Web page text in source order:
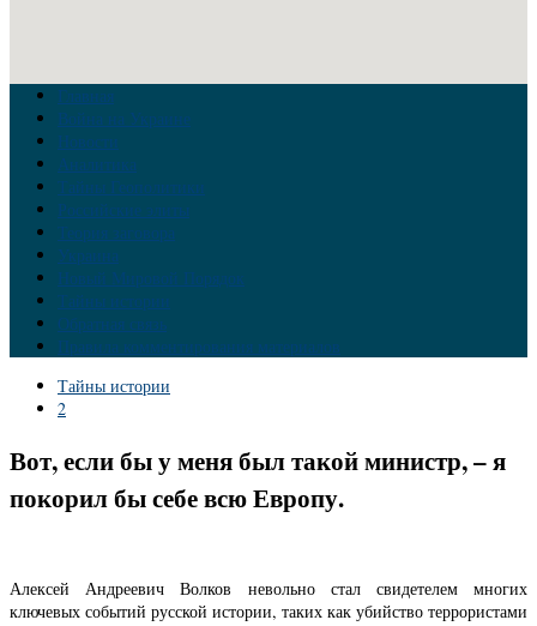
Главная
Война на Украине
Новости
Аналитика
Тайны Геополитики
Российские элиты
Теория заговора
Украина
Новый Мировой Порядок
Тайны истории
Обратная связь
Правила комментирования материалов
Тайны истории
2
Вот, если бы у меня был такой министр, – я
покорил бы себе всю Европу.
Алексей Андреевич Волков невольно стал свидетелем многих
ключевых событий русской истории, таких как убийство террористами